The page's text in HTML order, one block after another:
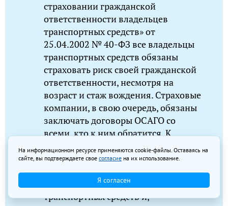
страховании гражданской
ответственности владельцев
транспортных средств» от
25.04.2002 № 40-ФЗ все владельцы
транспортных средств обязаны
страховать риск своей гражданской
ответственности, несмотря на
возраст и стаж вождения. Страховые
компании, в свою очередь, обязаны
заключать договоры ОСАГО со
всеми, кто к ним обратится. К
автовладельцами не соблюдаются
правила дорожного движения, что
приводит к повреждению
транспортных средств и,
На информационном ресурсе применяются cookie-файлы. Оставаясь на
сайте, вы подтверждаете свое согласие на их использование.
Я согласен